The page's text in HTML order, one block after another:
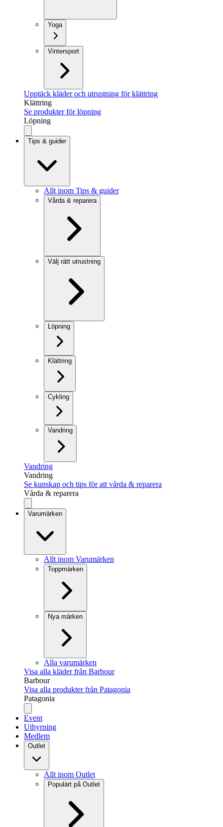
Yoga
Vintersport
Upptäck kläder och utrustning för klättring
Klättring
Se produkter för löpning
Löpning
Tips & guider
Allt inom Tips & guider
Vårda & reparera
Välj rätt utrustning
Löpning
Klättring
Cykling
Vandring
Vandring
Vandring
Se kunskap och tips för att vårda & reparera
Vårda & reparera
Varumärken
Allt inom Varumärken
Toppmärken
Nya märken
Alla varumärken
Visa alla kläder från Barbour
Barbour
Visa alla produkter från Patagonia
Patagonia
Event
Uthyrning
Medlem
Outlet
Allt inom Outlet
Populärt på Outlet